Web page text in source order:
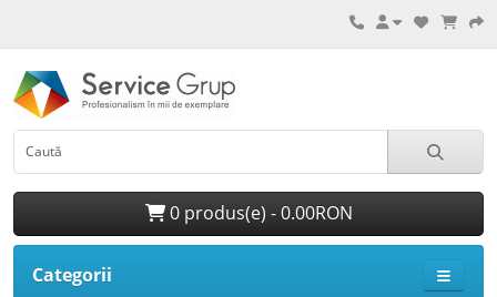
0 produs(e) - 0.00RON
Categorii